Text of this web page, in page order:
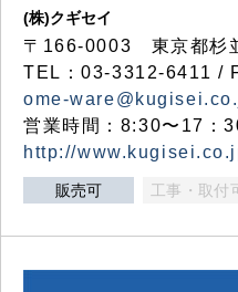
(株)クギセイ
〒166-0003 東京都杉
TEL：03-3312-6411 /
ome-
営業時間：8:30〜17：
http://
販売可 工事・取付